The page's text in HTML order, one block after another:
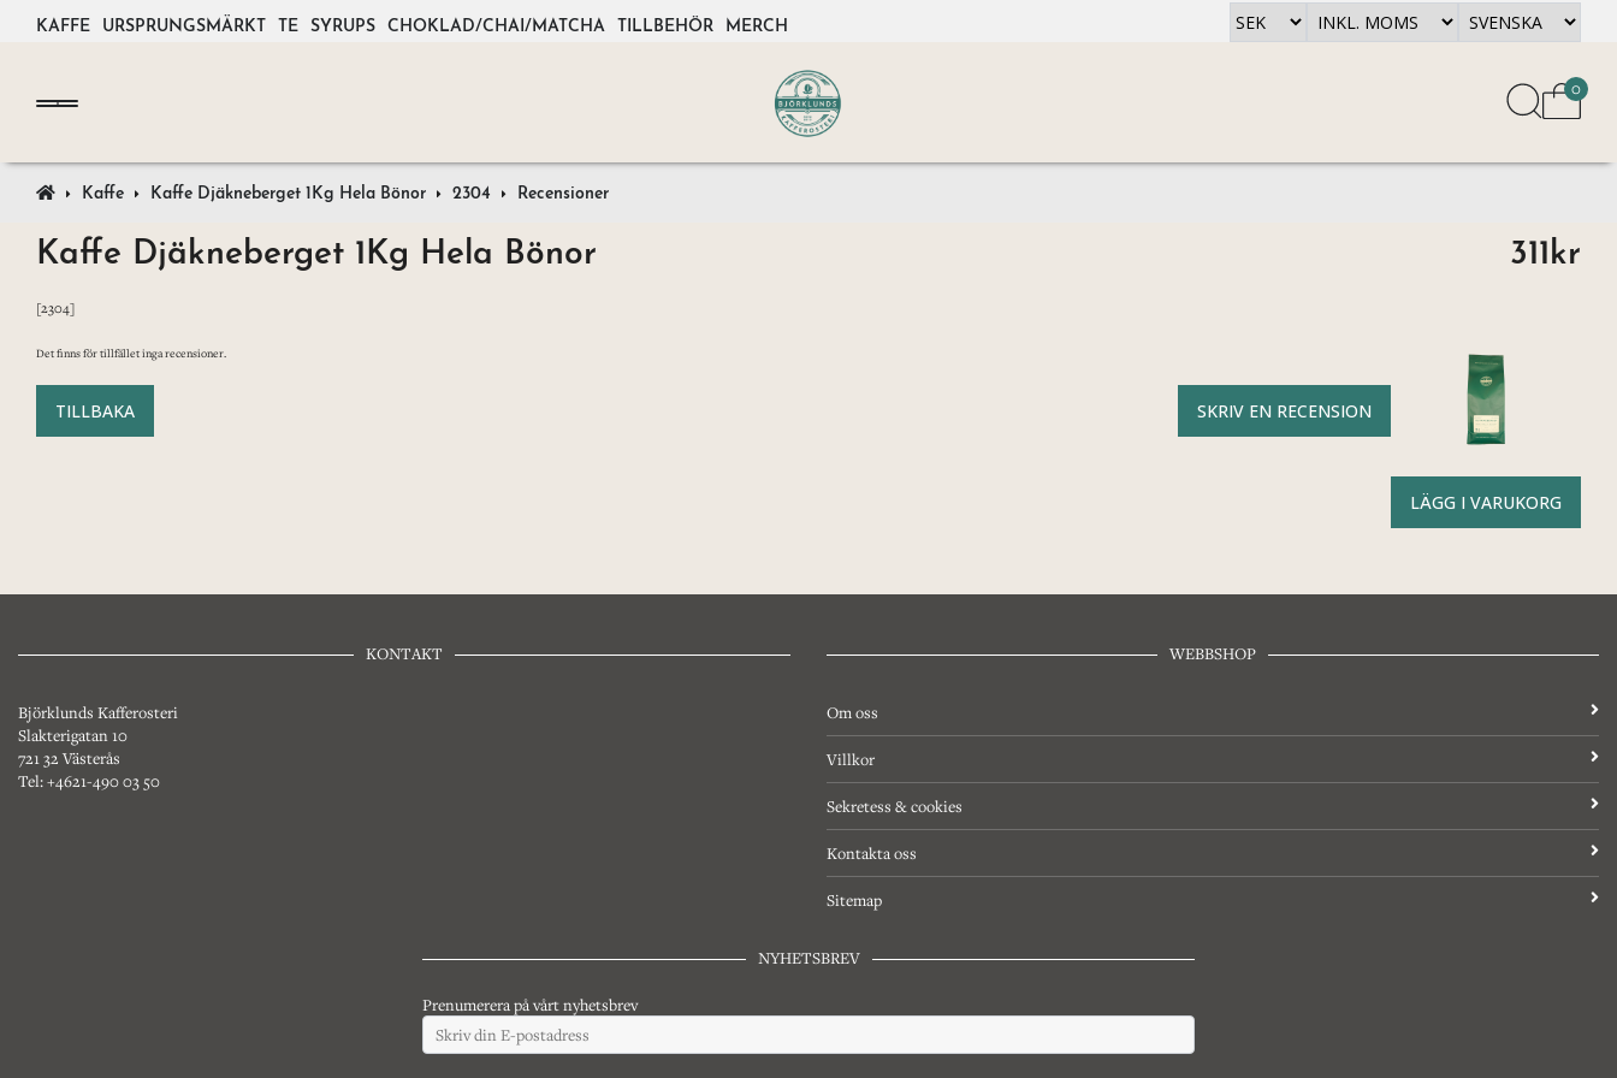
KAFFE URSPRUNGSMÄRKT TE SYRUPS CHOKLAD/CHAI/MATCHA TILLBEHÖR MERCH
0
Kaffe Kaffe Djäkneberget 1Kg Hela Bönor 2304 Recensioner
Kaffe Djäkneberget 1Kg Hela Bönor
[2304]
311kr
Det finns för tillfället inga recensioner.
TILLBAKA SKRIV EN RECENSION
LÄGG I VARUKORG
KONTAKT
Björklunds Kafferosteri
Slakterigatan 10
721 32 Västerås
Tel: +4621-490 03 50
WEBBSHOP
Om oss
Villkor
Sekretess & cookies
Kontakta oss
Sitemap
NYHETSBREV
Prenumerera på vårt nyhetsbrev